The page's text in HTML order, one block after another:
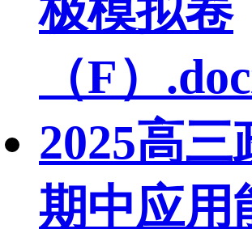
极模拟卷
（F）
2025高三
期中应用